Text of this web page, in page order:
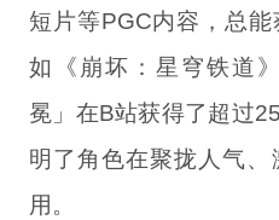
短片等PGC内容，总
如《崩坏：星穹铁道
冕」在B站获得了超过
明了角色在聚拢人气
用。